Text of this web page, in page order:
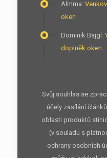
Almma:
oken
Dominik Bajgl :
doplněk oken
Svůj souhlas se
účely zasílání
oblasti produktů
(v souladu s
ochrany osobních